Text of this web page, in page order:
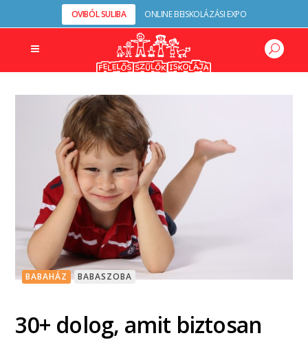
OVIBÓL SULIBA ONLINE BEISKOLÁZÁSI EXPO
BABAHÁZ BABASZOBA
30+ dolog, amit biztosan